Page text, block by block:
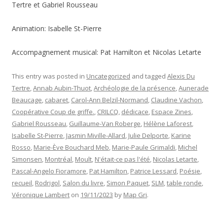
Tertre et Gabriel Rousseau
Animation: Isabelle St-Pierre
Accompagnement musical: Pat Hamilton et Nicolas Letarte
This entry was posted in Uncategorized and tagged Alexis Du
Tertre,Annab Aubin-Thuot,Archéologie de la présence,Aunerade
Beaucage, cabaret, Carol-Ann Belzil-Normand, Claudine Vachon,
Coopérative Coup de griffe., CRILCQ, dédicace, Espace Zines,
Gabriel Rousseau, Guillaume-Van Roberge, Hélène Laforest,
Isabelle St-Pierre, Jasmin Miville-Allard, Julie Delporte, Karine
Rosso, Marie-Ève Bouchard Meb, Marie-Paule Grimaldi, Michel
Simonsen, Montréal, Moult, N'était-ce pas l'été, Nicolas Letarte,
Pascal-Angelo Fioramore, Pat Hamilton, Patrice Lessard, Poésie,
recueil, Rodrigol, Salon du livre, Simon Paquet, SLM,table ronde,
Véronique Lambert on 19/11/2023 by Map Gri.